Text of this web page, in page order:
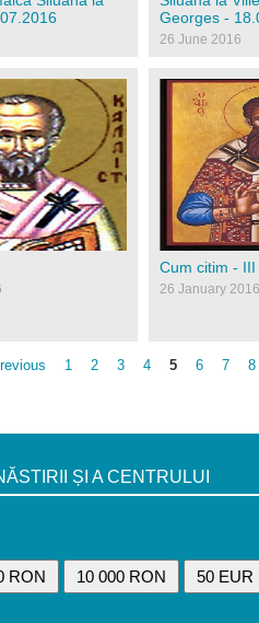
Georges -
26 June 2016
11-14-
Cum citim - III
26 January 2016
1 2 3 4 5 6 7 8
ȘI A CENTRULUI
RON 10 000 RON 50 EUR